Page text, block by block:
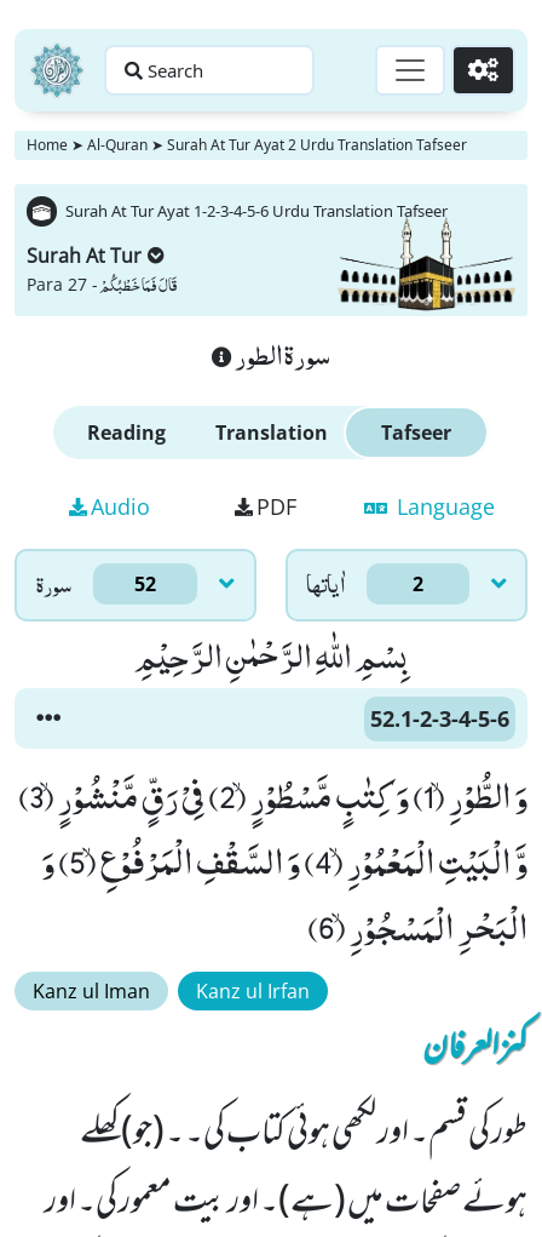
Search Go
Home ➤ Al-Quran ➤ Surah At Tur Ayat 2 Urdu Translation Tafseer
Surah At Tur Ayat 1-2-3-4-5-6 Urdu Translation Tafseer
Surah At Tur
Para 27 -قَالَ فَمَا خَطْبُكُمْ
سورة الطور
Reading Translation Tafseer
Audio PDF Language
سورۃ 52 اٰياتها 2
بِسْمِ اللّٰهِ الرَّحْمٰنِ الرَّحِیْمِ
52.1-2-3-4-5-6
وَ الطُّوْرِۙ (1) وَ كِتٰبٍ مَّسْطُوْرٍۙ (2) فِیْ رَقٍّ مَّنْشُوْرٍۙ (3)
وَّ الْبَیْتِ الْمَعْمُوْرِۙ (4) وَ السَّقْفِ الْمَرْفُوْعِۙ (5) وَ
الْبَحْرِ الْمَسْجُوْرِۙ (6)
Kanz ul Iman Kanz ul Irfan
کنزالعرفان
طور کی قسم۔ اور لکھی ہوئی کتاب کی۔ ۔ (جو) کھلے
ہوئے صفحات میں (ہے)۔ اور بیت معمور کی۔ اور